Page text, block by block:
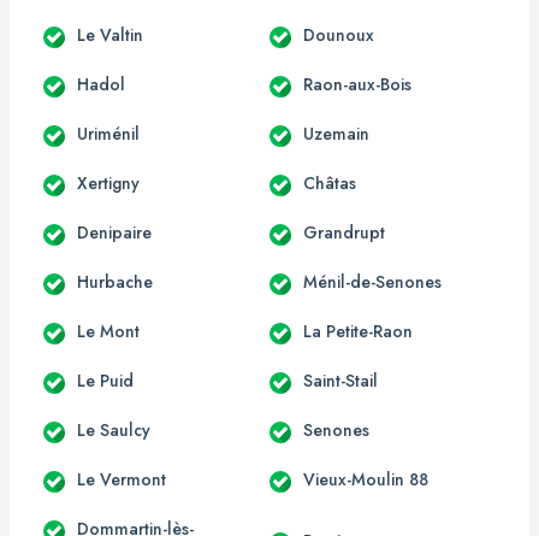
Le Valtin Dounoux
Hadol Raon-aux-Bois
Uriménil Uzemain
Xertigny Châtas
Denipaire Grandrupt
Hurbache Ménil-de-Senones
Le Mont La Petite-Raon
Le Puid Saint-Stail
Le Saulcy Senones
Le Vermont Vieux-Moulin 88
Dommartin-lès-